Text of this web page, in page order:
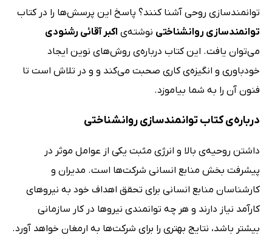
توانمندسازی روحی آشنا کنند؟ پاسخ این پرسش‌ها را در کتاب
توانمندسازی روانشناختی نوشته‌ی اکبر آقائی رشنودی
می‌توان یافت. این کتاب درباره‌ی روش‌های نوین ایجاد
خودباوری و انگیزه‌ی کاری صحبت می‌کند و و در تلاش است تا
فنون آن را به شما بیاموزد.
درباره‌ی کتاب توانمندسازی روانشناختی
داشتن روحیه‌ی بالا و انرژی مثبت یکی از عوامل موثر در
پیشرفت بخش منابع انسانی شرکت‌ها است. مدیران و
کارشناسان منابع انسانی برای تحقق اهداف خود به نیروهای
کارآمد نیاز دارند و هر چه توانمندی نیروها در کار سازمانی
بیشتر باشد، نتایج بهتری را برای شرکت‌ها به ارمغان خواهد آورد.